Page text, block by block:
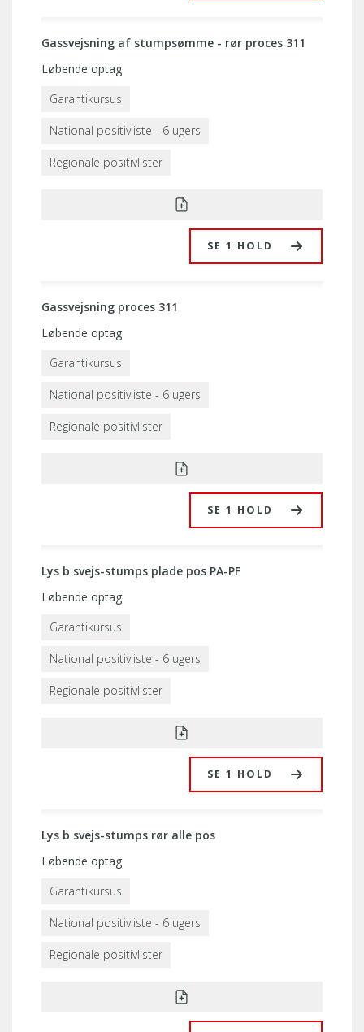
Gassvejsning af stumpsømme - rør proces 311
Garantikursus
National positivliste - 6 ugers
Regionale positivlister
SE 1 HOLD
Løbende optag
Gassvejsning proces 311
Garantikursus
National positivliste - 6 ugers
Regionale positivlister
SE 1 HOLD
Løbende optag
Lys b svejs-stumps plade pos PA-PF
Garantikursus
National positivliste - 6 ugers
Regionale positivlister
SE 1 HOLD
Løbende optag
Lys b svejs-stumps rør alle pos
Garantikursus
National positivliste - 6 ugers
Regionale positivlister
Løbende optag